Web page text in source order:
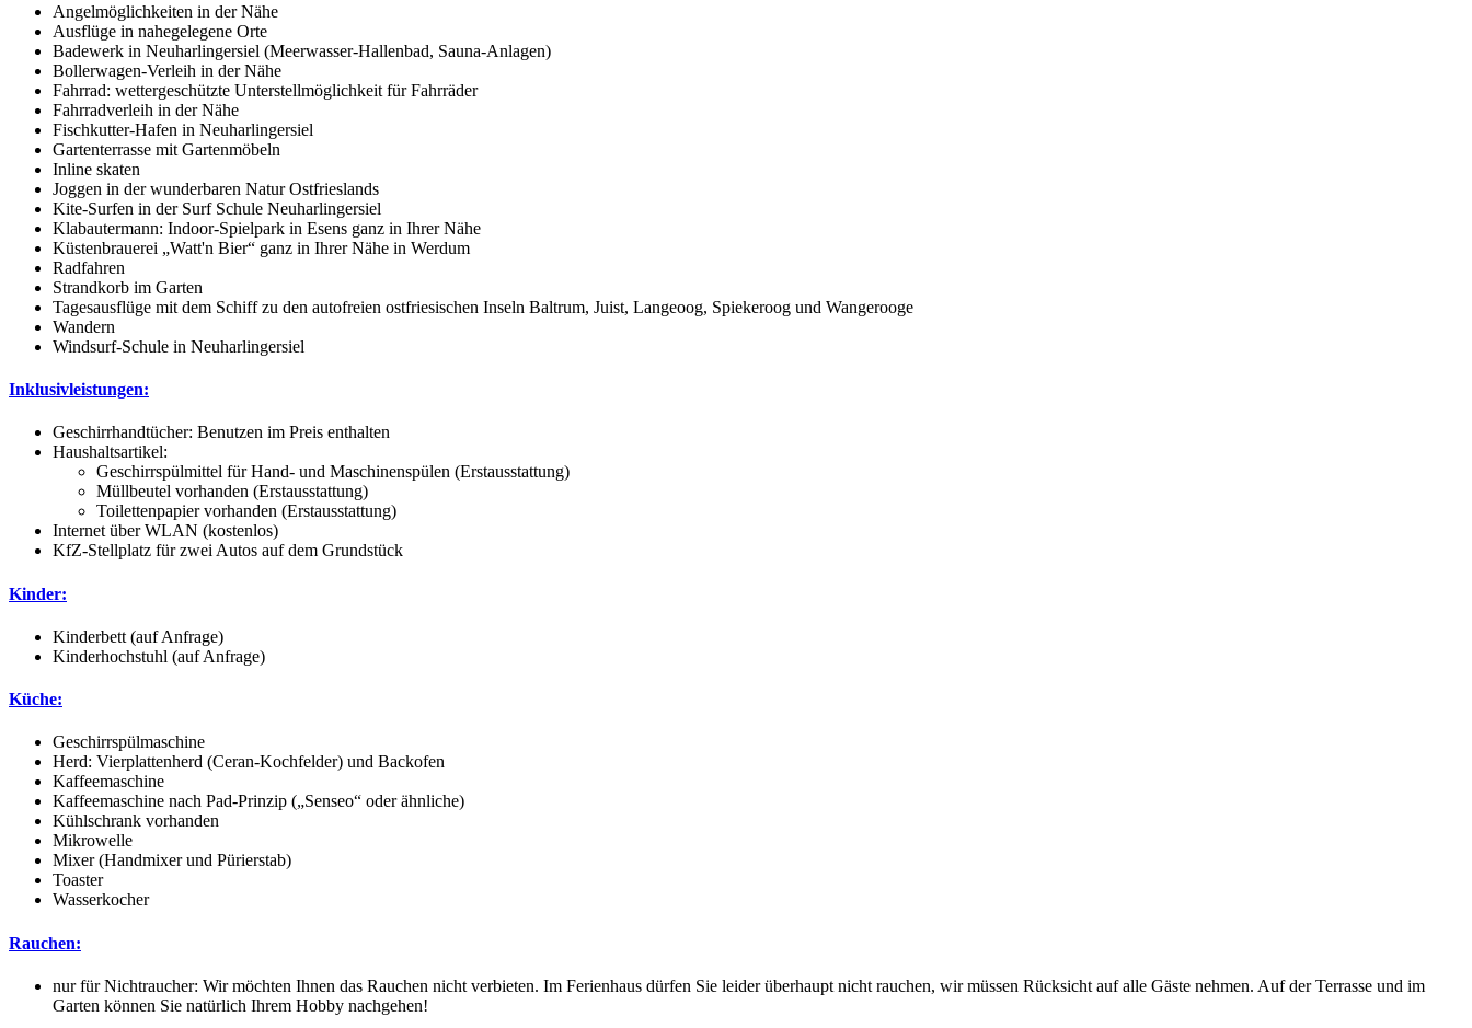
Angelmöglichkeiten in der Nähe
Ausflüge in nahegelegene Orte
Badewerk in Neuharlingersiel (Meerwasser-Hallenbad, Sauna-Anlagen)
Bollerwagen-Verleih in der Nähe
Fahrrad: wettergeschützte Unterstellmöglichkeit für Fahrräder
Fahrradverleih in der Nähe
Fischkutter-Hafen in Neuharlingersiel
Gartenterrasse mit Gartenmöbeln
Inline skaten
Joggen in der wunderbaren Natur Ostfrieslands
Kite-Surfen in der Surf Schule Neuharlingersiel
Klabautermann: Indoor-Spielpark in Esens ganz in Ihrer Nähe
Küstenbrauerei „Watt'n Bier“ ganz in Ihrer Nähe in Werdum
Radfahren
Strandkorb im Garten
Tagesausflüge mit dem Schiff zu den autofreien ostfriesischen Inseln Baltrum, Juist, Langeoog, Spiekeroog und Wangerooge
Wandern
Windsurf-Schule in Neuharlingersiel
Inklusivleistungen:
Geschirrhandtücher: Benutzen im Preis enthalten
Haushaltsartikel:
Geschirrspülmittel für Hand- und Maschinenspülen (Erstausstattung)
Müllbeutel vorhanden (Erstausstattung)
Toilettenpapier vorhanden (Erstausstattung)
Internet über WLAN (kostenlos)
KfZ-Stellplatz für zwei Autos auf dem Grundstück
Kinder:
Kinderbett (auf Anfrage)
Kinderhochstuhl (auf Anfrage)
Küche:
Geschirrspülmaschine
Herd: Vierplattenherd (Ceran-Kochfelder) und Backofen
Kaffeemaschine
Kaffeemaschine nach Pad-Prinzip („Senseo“ oder ähnliche)
Kühlschrank vorhanden
Mikrowelle
Mixer (Handmixer und Pürierstab)
Toaster
Wasserkocher
Rauchen:
nur für Nichtraucher: Wir möchten Ihnen das Rauchen nicht verbieten. Im Ferienhaus dürfen Sie leider überhaupt nicht rauchen, wir müssen Rücksicht auf alle Gäste nehmen. Auf der Terrasse und im
Garten können Sie natürlich Ihrem Hobby nachgehen!